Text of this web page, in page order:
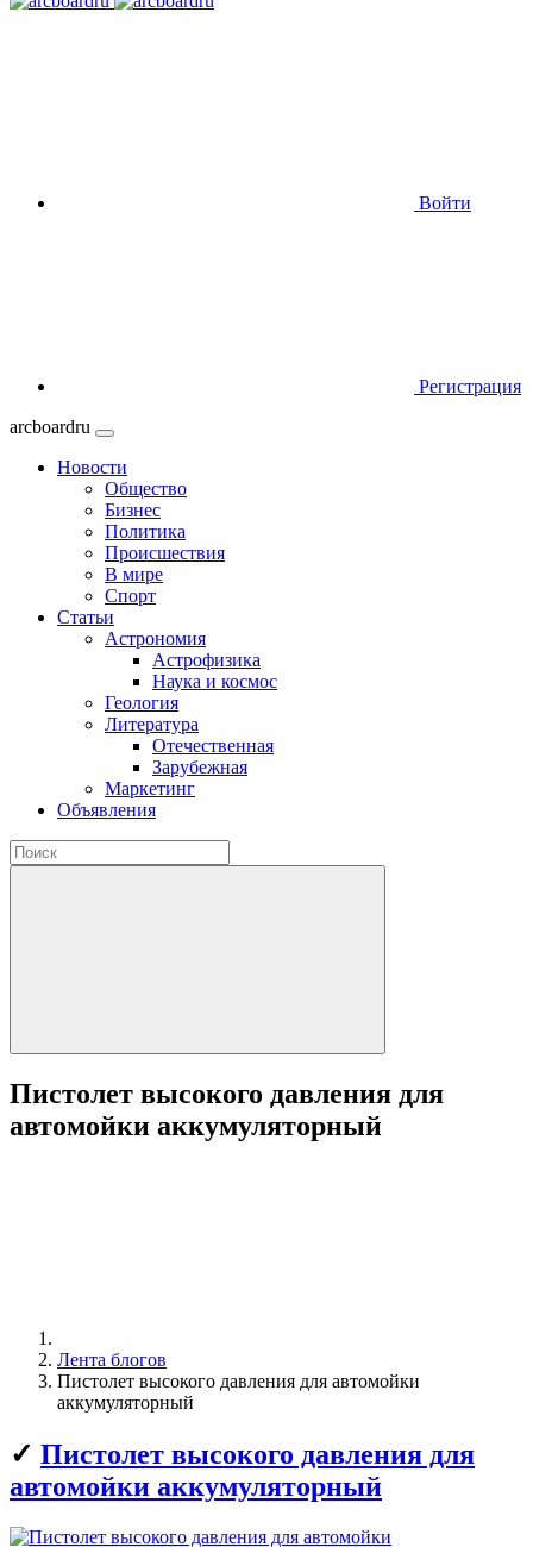
Войти
Регистрация
arcboardru
Новости
Общество
Бизнес
Политика
Происшествия
В мире
Спорт
Статьи
Астрономия
Астрофизика
Наука и космос
Геология
Литература
Отечественная
Зарубежная
Маркетинг
Объявления
Пистолет высокого давления для
автомойки аккумуляторный
Лента блогов
Пистолет высокого давления для автомойки
аккумуляторный
✓ Пистолет высокого давления для
автомойки аккумуляторный